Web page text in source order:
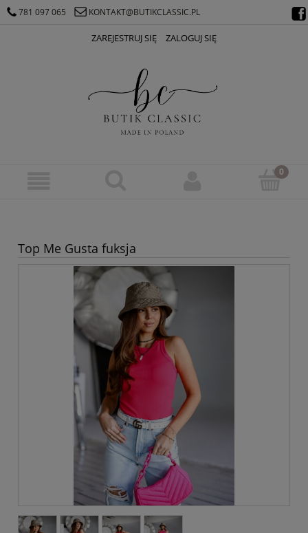
781 097 065 KONTAKT@BUTIKCLASSIC.PL
ZAREJESTRUJ SIĘ ZALOGUJ SIĘ
Top Me Gusta fuksja